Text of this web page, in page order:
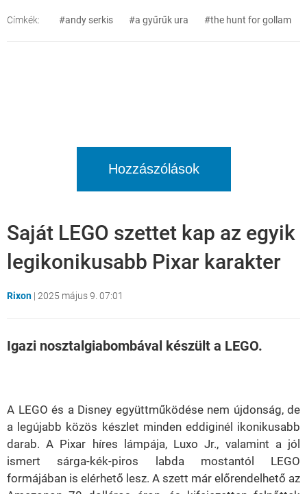
Címkék: #andy serkis #a gyűrűk ura #the hunt for gollam
Hozzászólások
Saját LEGO szettet kap az egyik
legikonikusabb Pixar karakter
Rixon | 2025 május 9. 07:01
Igazi nosztalgiabombával készült a LEGO.
A LEGO és a Disney együttműködése nem újdonság, de
a legújabb közös készlet minden eddiginél ikonikusabb
darab. A Pixar híres lámpája, Luxo Jr., valamint a jól
ismert sárga-kék-piros labda mostantól LEGO
formájában is elérhető lesz. A szett már előrendelhető az